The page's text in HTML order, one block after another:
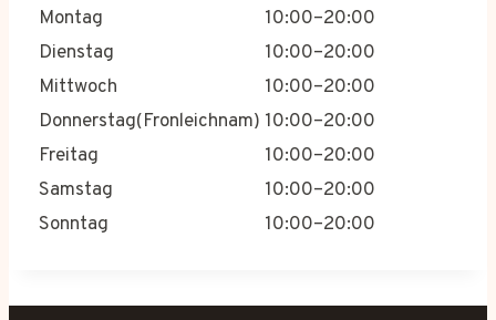
Montag
10:00–20:00
Dienstag
10:00–20:00
Mittwoch
10:00–20:00
Donnerstag(Fronleichnam) 10:00–20:00
Freitag
10:00–20:00
Samstag
10:00–20:00
Sonntag
10:00–20:00